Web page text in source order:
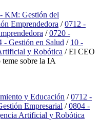
KM: Gestión del
Emprendedora / 0712 -
/ 0720 -
- Gestión en Salud / 10 -
y Robótica /El CEO
sobre la IA
y Educación /0712 -
Empresarial /0804 -
Artificial y Robótica